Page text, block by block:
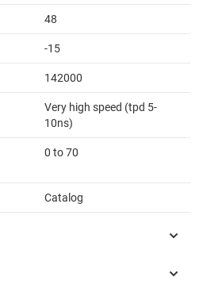
48
-15
142000
Very high speed (tpd 5-
10ns)
0 to 70
Catalog